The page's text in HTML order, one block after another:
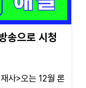
송으로 시청
사>오는 12월 론